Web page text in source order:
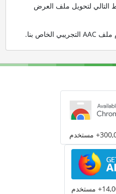
التالي لتحويل ملف العرض
.
مستخدم
مستخدم